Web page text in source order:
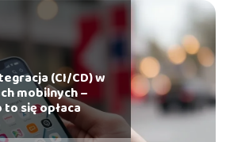
(CI/CD) w
mobilnych –
się opłaca